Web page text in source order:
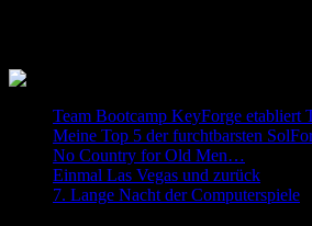
Team Bootcamp KeyForge etabliert
Meine Top 5 der furchtbarsten
No Country for Old Men…
Einmal Las Vegas und zurück
7. Lange Nacht der Computerspiele